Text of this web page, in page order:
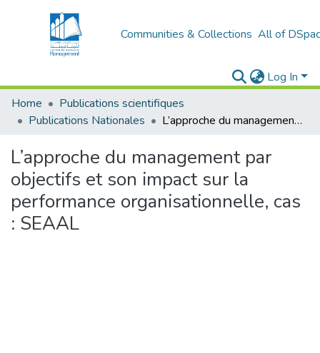
Communities & Collections All of
Log In
Home
Publications scientifiques
Publications Nationales
L’approche du management par objectifs et son impact sur la performance organisationnelle, cas : SEAAL
L’approche du management par
objectifs et son impact sur la
performance organisationnelle, cas
: SEAAL